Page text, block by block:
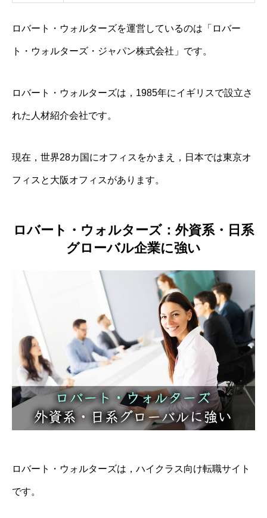
ロバート・ウォルターズを運営しているのは「ロバー
ト・ウォルターズ・ジャパン株式会社」です。
ロバート・ウォルターズは，1985年にイギリスで設立さ
れた人材紹介会社です。
現在，世界28カ国にオフィスをかまえ，日本では東京オ
フィスと大阪オフィスがあります。
ロバート・ウォルターズ：外資系・日系
グローバル企業に強い
ロバート・ウォルターズは，ハイクラス向け転職サイト
です。